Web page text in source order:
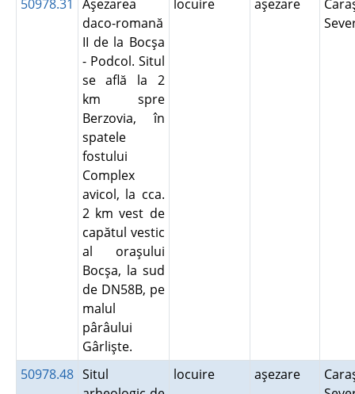
50978.31
Aşezarea
daco-romană
II de la Bocşa
- Podcol. Situl
se află la 2
km spre
Berzovia, în
spatele
fostului
Complex
avicol, la cca.
2 km vest de
capătul vestic
al oraşului
Bocşa, la sud
de DN58B, pe
malul
pârâului
Gârlişte.
locuire aşezare
50978.48 Situl
locuire aşezare